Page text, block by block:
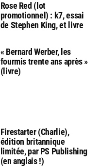
Rose Red (lot
promotionnel) : k7, essai
de Stephen King, et livre
« Bernard Werber, les
fourmis trente ans après »
(livre)
Firestarter (Charlie),
édition britannique
limitée, par PS Publishing
(en anglais !)